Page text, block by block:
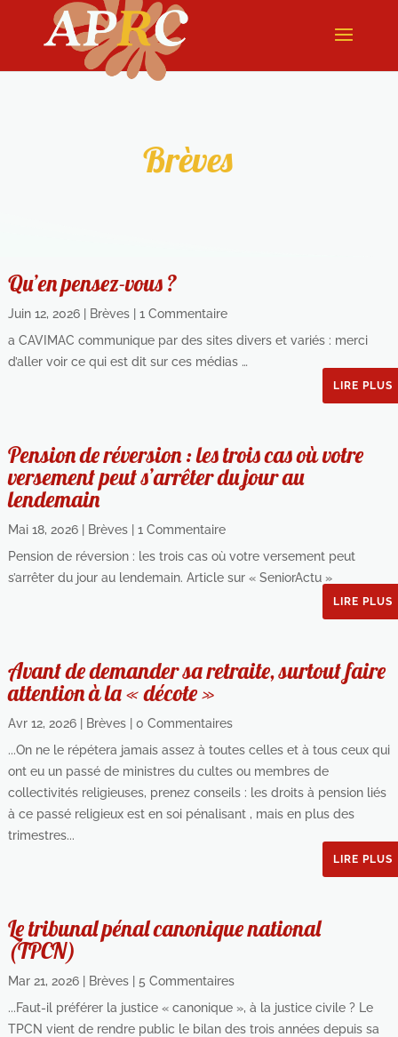
Brèves
Qu’en pensez-vous ?
Juin 12, 2026| Brèves| 1 Commentaire
a CAVIMAC communique par des sites divers et variés : merci
d’aller voir ce qui est dit sur ces médias …
LIRE PLUS
Pension de réversion : les trois cas où votre
versement peut s’arrêter du jour au
lendemain
Mai 18, 2026| Brèves| 1 Commentaire
Pension de réversion : les trois cas où votre versement peut
s’arrêter du jour au lendemain. Article sur « SeniorActu »
LIRE PLUS
Avant de demander sa retraite, surtout faire
attention à la « décote »
Avr 12, 2026| Brèves| 0 Commentaires
...On ne le répétera jamais assez à toutes celles et à tous ceux qui
ont eu un passé de ministres du cultes ou membres de
collectivités religieuses, prenez conseils : les droits à pension liés
à ce passé religieux est en soi pénalisant , mais en plus des
trimestres...
LIRE PLUS
Le tribunal pénal canonique national
(TPCN)
Mar 21, 2026| Brèves| 5 Commentaires
...Faut-il préférer la justice « canonique », à la justice civile ? Le
TPCN vient de rendre public le bilan des trois années depuis sa